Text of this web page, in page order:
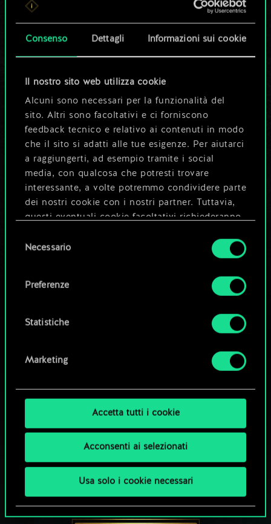
Consenso Dettagli Informazioni sui cookie
Il nostro sito web utilizza cookie
Alcuni sono necessari per la funzionalità del
sito. Altri sono facoltativi e ci forniscono
feedback tecnico e relativo ai contenuti in modo
che il sito si adatti alle tue esigenze. Per aiutarci
a raggiungerti, ad esempio tramite i social
media, con qualcosa che potresti trovare
interessante, a volte potremmo condividere parte
dei nostri cookie con i nostri partner. Tuttavia,
questi eventuali cookie facoltativi richiederanno
Tutti i dettagli su come utilizziamo i cookie e su
disponibili nel menu "Impostazioni" qui sotto.
delNecessario
Preferenze
Statistiche
Marketing
Accetta tutti i cookie
Acconsenti ai selezionati
Usa solo i cookie necessari
condiviso.
molto altro!
Dai un nome al mazzo e crea una
guida
Modifica mazzo
CHE NE DICI DI UNA PARTITA A GWENT?